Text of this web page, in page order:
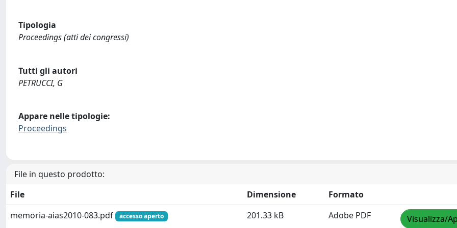
Tipologia
Proceedings (atti dei congressi)
Tutti gli autori
PETRUCCI, G
Appare nelle tipologie:
Proceedings
File in questo prodotto:
File
Dimensione
Formato
memoria-aias2010-083.pdf
accesso aperto 201.33 kB Adobe PDF Visualizza/